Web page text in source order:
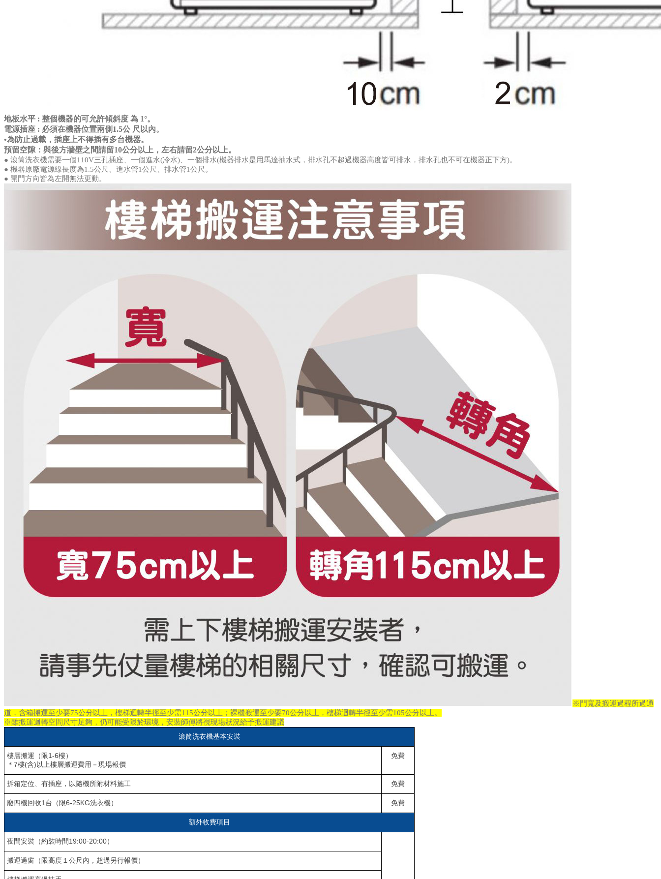
地板水平 : 整個機器的可允許傾斜度 為 1°。
電源插座 : 必須在機器位置兩側1.5公 尺以內。
•為防止過載，插座上不得插有多台機器。
預留空隙：與後方牆壁之間請留10公分以上，左右請留2公分以上。
● 滾筒洗衣機需要一個110V三孔插座、一個進水(冷水)、一個排水(機器排水是用馬達抽水式，排水孔不超過機器高度皆可排水，排水孔也不可在機器正下方)。
● 機器原廠電源線長度為1.5公尺、進水管1公尺、排水管1公尺。
● 開門方向皆為左開無法更動。
※門寬及搬運過程所過通
道，含箱搬運至少要75公分以上，樓梯迴轉半徑至少需115公分以上；裸機搬運至少要70公分以上，樓梯迴轉半徑至少需105公分以上。
※雖搬運迴轉空間尺寸足夠，仍可能受限於環境，安裝師傅將視現場狀況給予搬運建議
滾筒洗衣機基本安裝
樓層搬運（限1-6樓）
＊7樓(含)以上樓層搬運費用－現場報價
免費
拆箱定位、有插座，以隨機所附材料施工 免費
廢四機回收1台（限6-25KG洗衣機） 免費
額外收費項目
夜間安裝（約裝時間19:00-20:00）
搬運過窗（限高度１公尺內，超過另行報價）